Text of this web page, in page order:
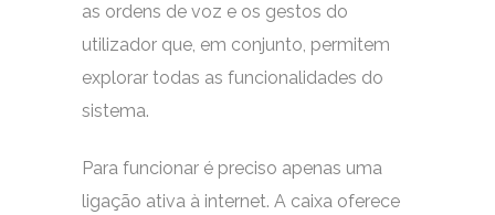
as ordens de voz e os gestos do
utilizador que, em conjunto, permitem
explorar todas as funcionalidades do
sistema.
Para funcionar é preciso apenas uma
ligação ativa à internet. A caixa oferece